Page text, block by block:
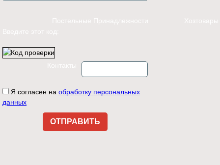
Постельные Принадлежности Хозтовары
Контакты
Введите этот код:
Я согласен на обработку персональных
данных